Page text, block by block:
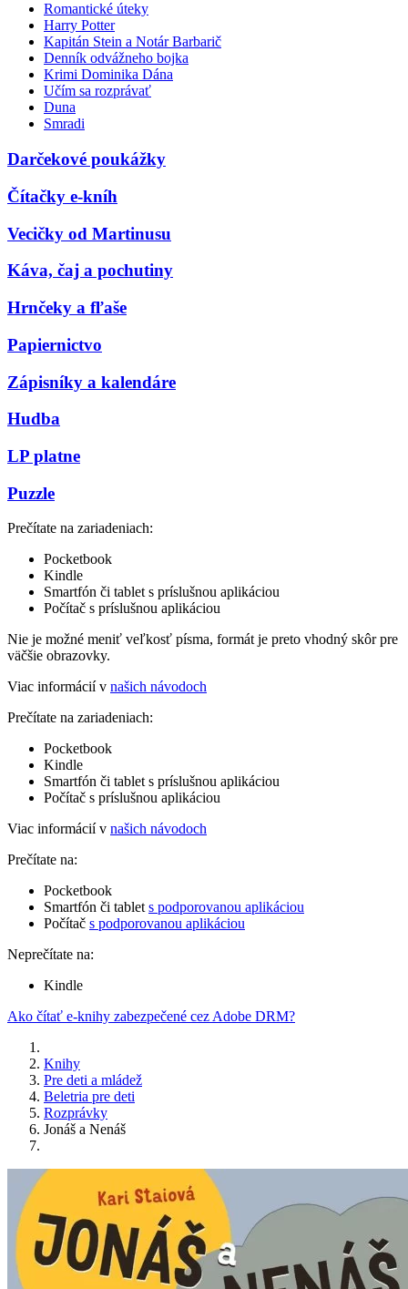
Romantické úteky
Harry Potter
Kapitán Stein a Notár Barbarič
Denník odvážneho bojka
Krimi Dominika Dána
Učím sa rozprávať
Duna
Smradi
Darčekové poukážky
Čítačky e-kníh
Vecičky od Martinusu
Káva, čaj a pochutiny
Hrnčeky a fľaše
Papiernictvo
Zápisníky a kalendáre
Hudba
LP platne
Puzzle
Prečítate na zariadeniach:
Pocketbook
Kindle
Smartfón či tablet s príslušnou aplikáciou
Počítač s príslušnou aplikáciou
Nie je možné meniť veľkosť písma, formát je preto vhodný skôr pre
väčšie obrazovky.
Viac informácií v našich návodoch
Prečítate na zariadeniach:
Pocketbook
Kindle
Smartfón či tablet s príslušnou aplikáciou
Počítač s príslušnou aplikáciou
Viac informácií v našich návodoch
Prečítate na:
Pocketbook
Smartfón či tablet s podporovanou aplikáciou
Počítač s podporovanou aplikáciou
Neprečítate na:
Kindle
Ako čítať e-knihy zabezpečené cez Adobe DRM?
Knihy
Pre deti a mládež
Beletria pre deti
Rozprávky
Jonáš a Nenáš